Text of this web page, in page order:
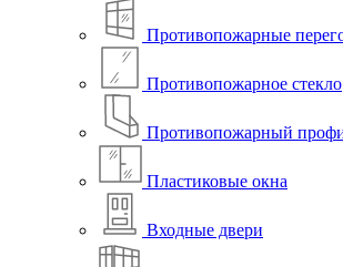
Противопожарные
Противопожарное стекло
Противопожарный
Пластиковые окна
Входные двери